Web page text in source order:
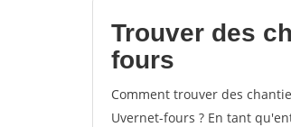
Trouver des
fours
Comment trouver des
Uvernet-fours ? En tant